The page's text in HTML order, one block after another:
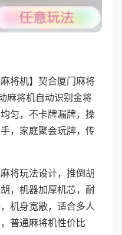
将机】契合厦门麻将
麻将机自动识别金将
匀，不卡牌漏牌，操
，家庭聚会玩牌，传
将玩法设计，推倒胡
，机器加厚机芯，耐
机身宽敞，适合多人
普通麻将机性价比